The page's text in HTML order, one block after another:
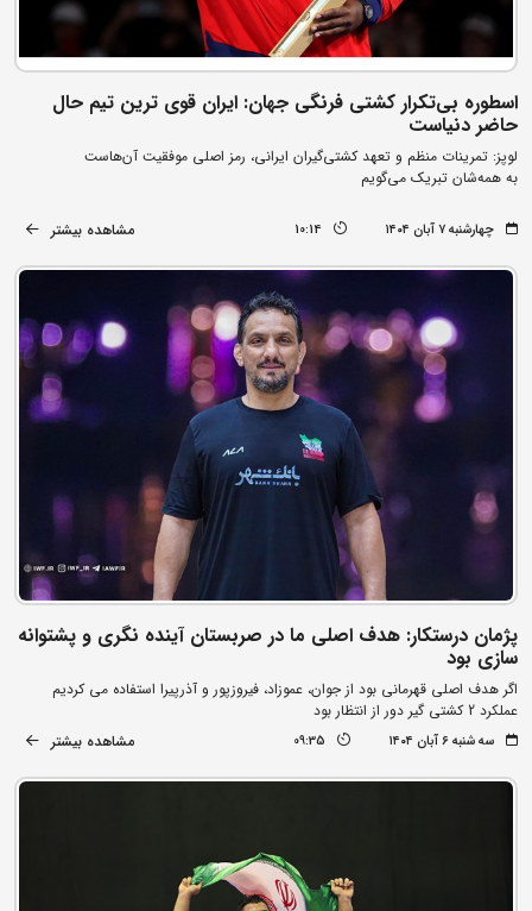
اسطوره بی‌تکرار کشتی فرنگی جهان: ایران قوی ترین تیم حال
حاضر دنیاست
لوپز: تمرینات منظم و تعهد کشتی‌گیران ایرانی، رمز اصلی موفقیت آن‌هاست
به همه‌شان تبریک می‌گویم
چهارشنبه ۷ آبان ۱۴۰۴ 10:14 مشاهده بیشتر
پژمان درستکار: هدف اصلی ما در صربستان آینده نگری و پشتوانه
سازی بود
اگر هدف اصلی قهرمانی بود از جوان، عموزاد، فیروزپور و آذرپیرا استفاده می کردیم
عملکرد 2 کشتی گیر دور از انتظار بود
سه شنبه ۶ آبان ۱۴۰۴ 09:35 مشاهده بیشتر